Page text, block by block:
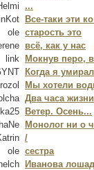
...
Все-таки эти
ole старость это
всё, как у нас
link
Мокнув перо,
Когда я умирал
Мы хотели
Два часа
Ветер. Осень...
Монолог ни о
/
ole сестра
Иванова